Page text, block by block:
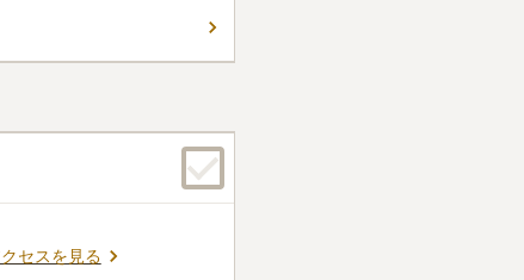
で行くので、食事等は不
セスを見る